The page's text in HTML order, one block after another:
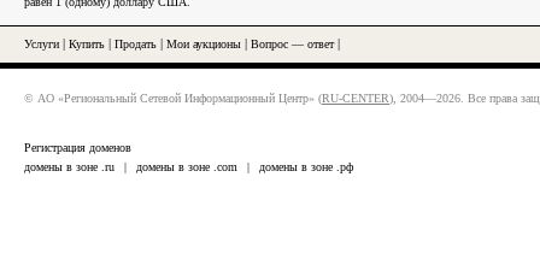
Услуги Купить Продать Мои аукционы Вопрос — ответ|
© АО «Региональный Сетевой Информационный Центр» (RU-CENTER), 2004—2026. Все права
Регистрация доменов
домены в зоне .ru
| домены в зоне .com | домены в зоне .рф